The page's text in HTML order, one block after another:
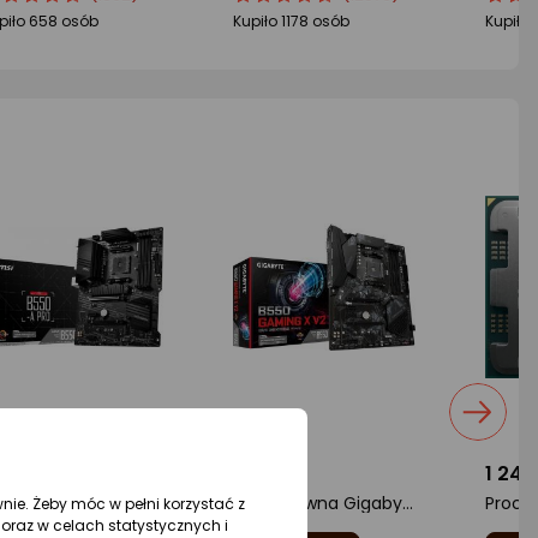
658 osób
produktu
produktu
Kupiło 1178 osób Kupiło
Płyta główna MSI B550-A PRO
Płyta główna Gigabyte B550 GAMING X V2
1 249
Żeby móc w pełni korzystać z
w celach statystycznych i